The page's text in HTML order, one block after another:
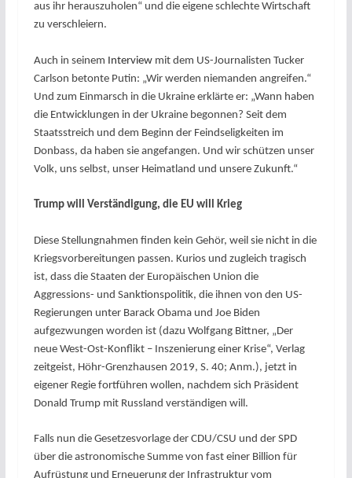
aus ihr herauszuholen“ und die eigene schlechte Wirtschaft
zu verschleiern.
Auch in seinem Interviewmit dem US-Journalisten Tucker
Carlson betonte Putin: „Wir werden niemanden angreifen.“
Und zum Einmarsch in die Ukraine erklärte er: „Wann haben
die Entwicklungen in der Ukraine begonnen? Seit dem
Staatsstreich und dem Beginn der Feindseligkeiten im
Donbass, da haben sie angefangen. Und wir schützen unser
Volk, uns selbst, unser Heimatland und unsere Zukunft.“
Trump will Verständigung, die EU will Krieg
Diese Stellungnahmen finden kein Gehör, weil sie nicht in die
Kriegsvorbereitungen passen. Kurios und zugleich tragisch
ist, dass die Staaten der Europäischen Union die
Aggressions- und Sanktionspolitik, die ihnen von den US-
Regierungen unter Barack Obama und Joe Biden
aufgezwungen worden ist (dazu Wolfgang Bittner, „Der
neue West-Ost-Konflikt – Inszenierung einer Krise“, Verlag
zeitgeist, Höhr-Grenzhausen 2019, S. 40; Anm.), jetzt in
eigener Regie fortführen wollen, nachdem sich Präsident
Donald Trump mit Russland verständigen will.
Falls nun die Gesetzesvorlage der CDU/CSU und der SPD
über die astronomische Summe von fast einer Billion für
Aufrüstung und Erneuerung der Infrastruktur vom